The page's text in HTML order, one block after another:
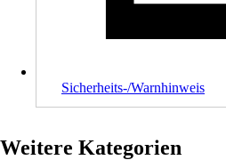
Sicherheits-/Warnhinweis
Weitere Kategorien